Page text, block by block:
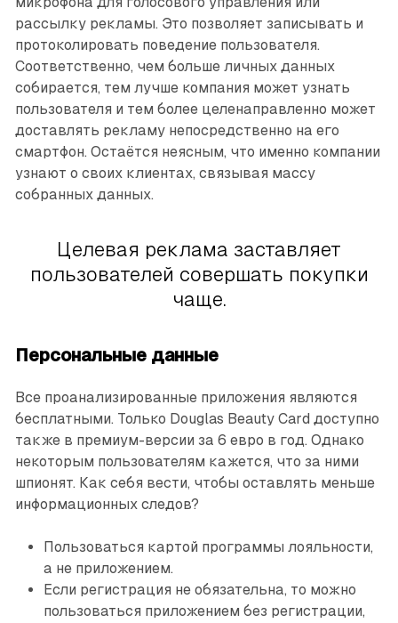
рассылку рекламы. Это позволяет записывать и
протоколировать поведение пользователя.
Соответственно, чем больше личных данных
собирается, тем лучше компания может узнать
пользователя и тем более целенаправленно может
доставлять рекламу непосредственно на его
смартфон. Остаётся неясным, что именно компании
узнают о своих клиентах, связывая массу
собранных данных.
Целевая реклама заставляет
пользователей совершать покупки
чаще.
Персональные данные
Все проанализированные приложения являются
бесплатными. Только Douglas Beauty Card доступно
также в премиум-версии за 6 евро в год. Однако
некоторым пользователям кажется, что за ними
шпионят. Как себя вести, чтобы оставлять меньше
информационных следов?
Пользоваться картой программы лояльности,
а не приложением.
Если регистрация не обязательна, то можно
пользоваться приложением без регистрации,